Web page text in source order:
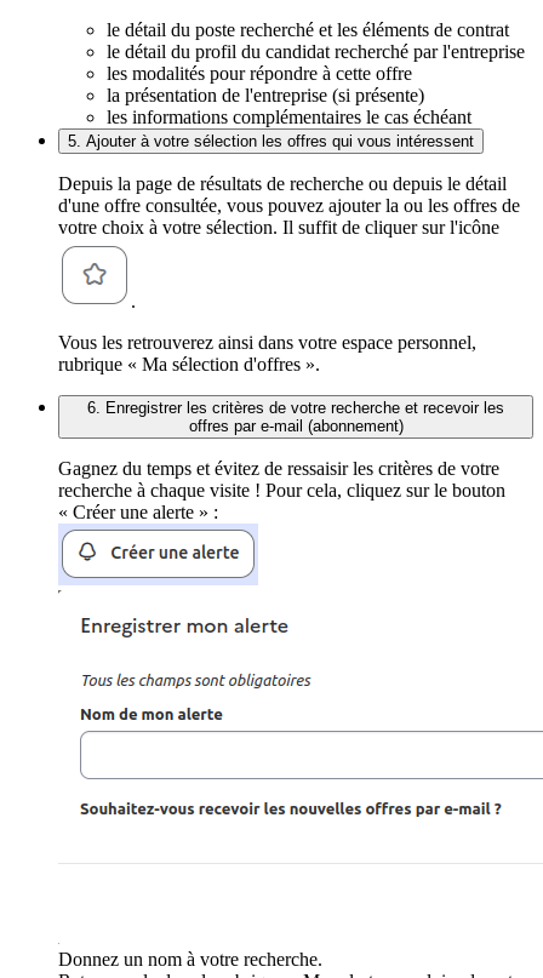
le détail du poste recherché et les éléments de contrat
le détail du profil du candidat recherché par l'entreprise
les modalités pour répondre à cette offre
la présentation de l'entreprise (si présente)
les informations complémentaires le cas échéant
5. Ajouter à votre sélection les offres qui vous intéressent
Depuis la page de résultats de recherche ou depuis le détail
d'une offre consultée, vous pouvez ajouter la ou les offres de
votre choix à votre sélection. Il suffit de cliquer sur l'icône
.
Vous les retrouverez ainsi dans votre espace personnel,
rubrique « Ma sélection d'offres ».
6. Enregistrer les critères de votre recherche et recevoir les
offres par e-mail (abonnement)
Gagnez du temps et évitez de ressaisir les critères de votre
recherche à chaque visite ! Pour cela, cliquez sur le bouton
« Créer une alerte » :
Donnez un nom à votre recherche.